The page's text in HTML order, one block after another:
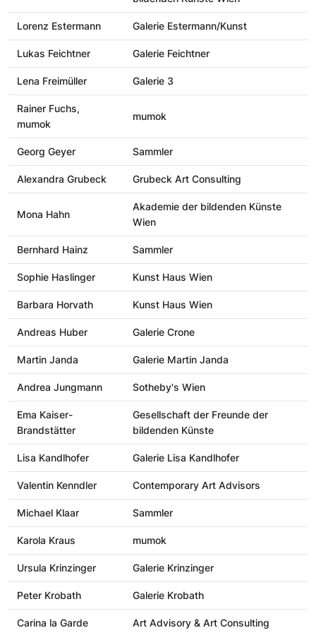
Lorenz Estermann Galerie Estermann/Kunst
Lukas Feichtner Galerie Feichtner
Lena Freimüller Galerie 3
Rainer Fuchs,
mumok
mumok
Georg Geyer Sammler
Alexandra Grubeck Grubeck Art Consulting
Mona Hahn
Akademie der bildenden Künste
Wien
Bernhard Hainz Sammler
Sophie Haslinger Kunst Haus Wien
Barbara Horvath Kunst Haus Wien
Andreas Huber Galerie Crone
Martin Janda Galerie Martin Janda
Andrea Jungmann Sotheby's Wien
Ema Kaiser-
Brandstätter
Gesellschaft der Freunde der
bildenden Künste
Lisa Kandlhofer Galerie Lisa Kandlhofer
Valentin Kenndler Contemporary Art Advisors
Michael Klaar Sammler
Karola Kraus mumok
Ursula Krinzinger Galerie Krinzinger
Peter Krobath Galerie Krobath
Carina la Garde Art Advisory & Art Consulting